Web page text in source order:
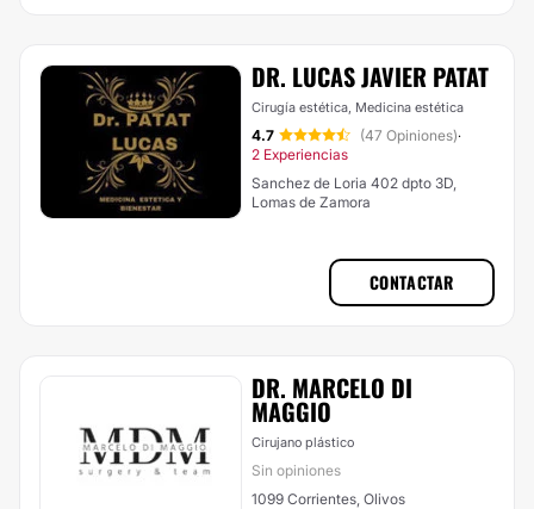
DR. LUCAS JAVIER PATAT
Cirugía estética, Medicina estética
4.7 (47 Opiniones)·
2 Experiencias
Sanchez de Loria 402 dpto 3D,
Lomas de Zamora
CONTACTAR
DR. MARCELO DI
MAGGIO
Cirujano plástico
Sin opiniones
1099 Corrientes, Olivos